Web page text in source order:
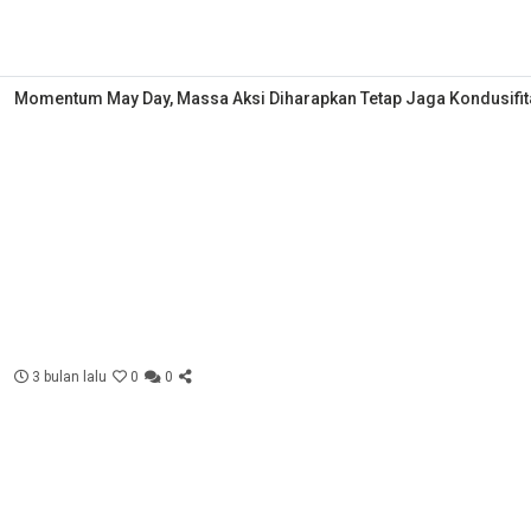
Momentum May Day, Massa Aksi Diharapkan Tetap Jaga
3 bulan lalu 0 0